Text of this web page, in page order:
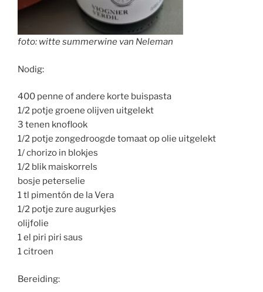
foto: witte summerwine van Neleman
Nodig:
400 penne of andere korte buispasta
1/2 potje groene olijven uitgelekt
3 tenen knoflook
1/2 potje zongedroogde tomaat op olie uitgelekt
1/ chorizo in blokjes
1/2 blik maiskorrels
bosje peterselie
1 tl pimentón de la Vera
1/2 potje zure augurkjes
olijfolie
1 el piri piri saus
1 citroen
Bereiding: